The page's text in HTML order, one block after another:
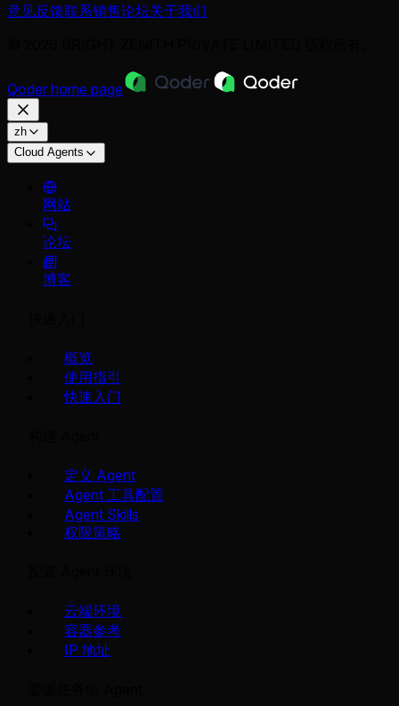
意见反馈联系销售论坛关于我们
Qoder home page
zh
Cloud Agents
网站
论坛
博客
概览
使用指引
快速入门
定义 Agent
Agent 工具配置
Agent Skills
权限策略
云端环境
容器参考
IP 地址